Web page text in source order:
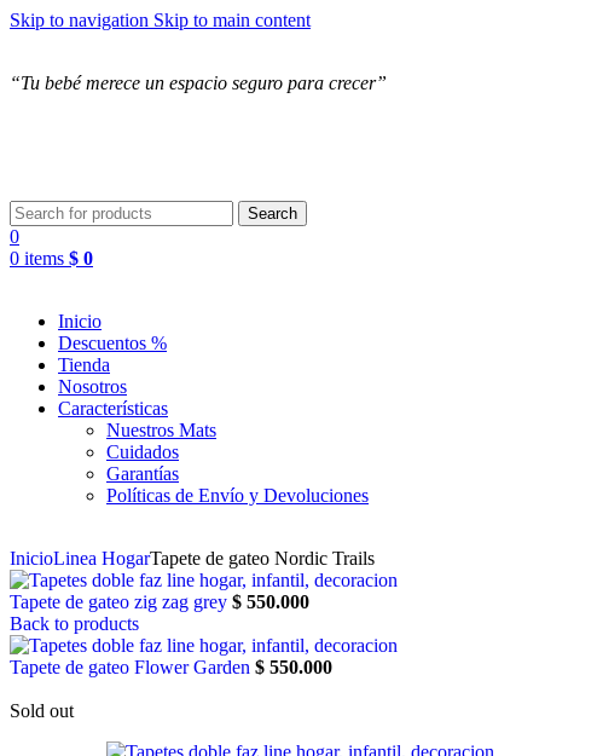
Skip to navigation Skip to main content
“Tu bebé merece un espacio seguro para crecer”
Search
0
0 items $ 0
Inicio
Descuentos %
Tienda
Nosotros
Características
Nuestros Mats
Cuidados
Garantías
Políticas de Envío y Devoluciones
InicioLinea HogarTapete de gateo Nordic Trails
Tapete de gateo zig zag grey $ 550.000
Back to products
Tapete de gateo Flower Garden $ 550.000
Sold out